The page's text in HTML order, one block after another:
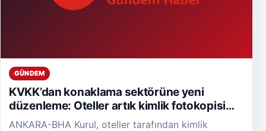
GÜNDEM
KVKK’dan konaklama sektörüne yeni
düzenleme: Oteller artık kimlik fotokopisi
alamayacak
ANKARA-BHA Kurul, oteller tarafından kimlik